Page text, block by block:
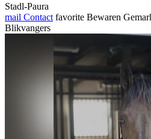
Stadl-Paura
mail Contact favorite Bewaren
Blikvangers